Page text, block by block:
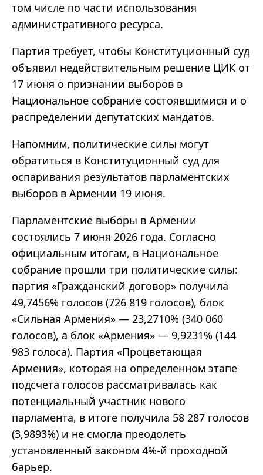
том числе по части использования
административного ресурса.
Партия требует, чтобы Конституционный суд
объявил недействительным решение ЦИК от
17 июня о признании выборов в
Национальное собрание состоявшимися и о
распределении депутатских мандатов.
Напомним, политические силы могут
обратиться в Конституционный суд для
оспаривания результатов парламентских
выборов в Армении 19 июня.
Парламентские выборы в Армении
состоялись 7 июня 2026 года. Согласно
официальным итогам, в Национальное
собрание прошли три политические силы:
партия «Гражданский договор» получила
49,7456% голосов (726 819 голосов), блок
«Сильная Армения» — 23,2710% (340 060
голосов), а блок «Армения» — 9,9231% (144
983 голоса). Партия «Процветающая
Армения», которая на определенном этапе
подсчета голосов рассматривалась как
потенциальный участник нового
парламента, в итоге получила 58 287 голосов
(3,9893%) и не смогла преодолеть
установленный законом 4%-й проходной
барьер.